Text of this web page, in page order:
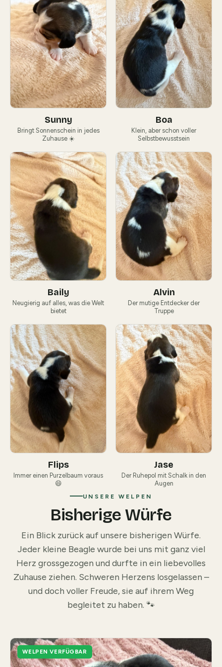
Sunny
Bringt Sonnenschein in jedes
Zuhause ☀️
Boa
Klein, aber schon voller
Selbstbewusstsein
Baily
Neugierig auf alles, was die Welt
bietet
Alvin
Der mutige Entdecker der
Truppe
Flips
Immer einen Purzelbaum voraus
😄
Jase
Der Ruhepol mit Schalk in den
Augen
UNSERE WELPEN
Bisherige Würfe
Ein Blick zurück auf unsere bisherigen Würfe.
Jeder kleine Beagle wurde bei uns mit ganz viel
Herz grossgezogen und durfte in ein liebevolles
Zuhause ziehen. Schweren Herzens losgelassen –
und doch voller Freude, sie auf ihrem Weg
begleitet zu haben. 🐾
WELPEN VERFÜGBAR